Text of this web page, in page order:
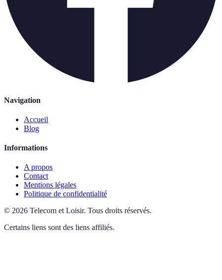
Navigation
Accueil
Blog
Informations
A propos
Contact
Mentions légales
Politique de confidentialité
© 2026 Telecom et Loisir. Tous droits réservés.
Certains liens sont des liens affiliés.